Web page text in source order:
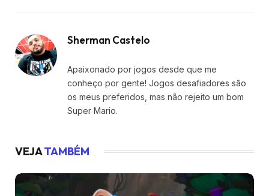
Sherman Castelo
Apaixonado por jogos desde que me
conheço por gente! Jogos desafiadores são
os meus preferidos, mas não rejeito um bom
Super Mario.
VEJATAMBÉM